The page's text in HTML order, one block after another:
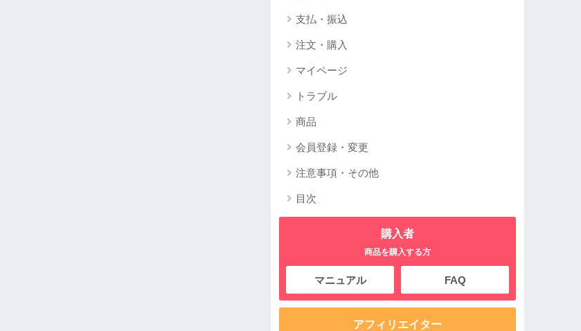
支払・振込
注文・購入
マイページ
トラブル
商品
会員登録・変更
注意事項・その他
目次
購入者
商品を購入する方
マニュアル FAQ
アフィリエイター